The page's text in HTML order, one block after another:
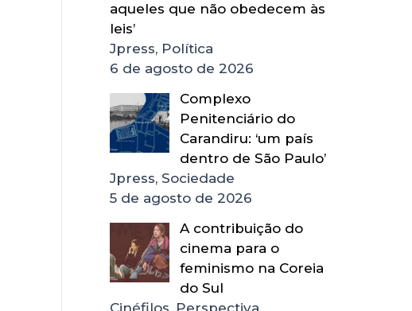
aqueles que não obedecem às
leis’
Jpress, Política
6 de agosto de 2026
Complexo
Penitenciário do
Carandiru: ‘um país
dentro de São Paulo’
Jpress, Sociedade
5 de agosto de 2026
A contribuição do
cinema para o
feminismo na Coreia
do Sul
Cinéfilos, Perspectiva